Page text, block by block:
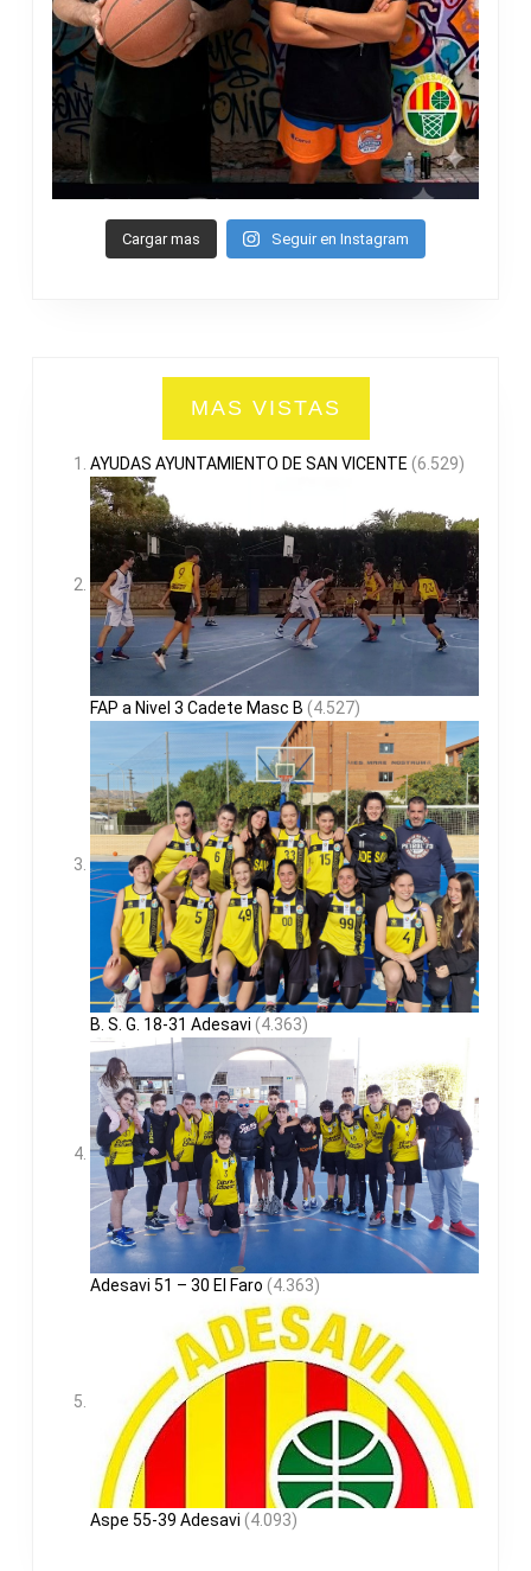
Cargar mas Seguir en Instagram
MAS VISTAS
AYUDAS AYUNTAMIENTO DE SAN VICENTE (6.529)
FAP a Nivel 3 Cadete Masc B (4.527)
B. S. G. 18-31 Adesavi (4.363)
Adesavi 51 – 30 El Faro (4.363)
Aspe 55-39 Adesavi (4.093)